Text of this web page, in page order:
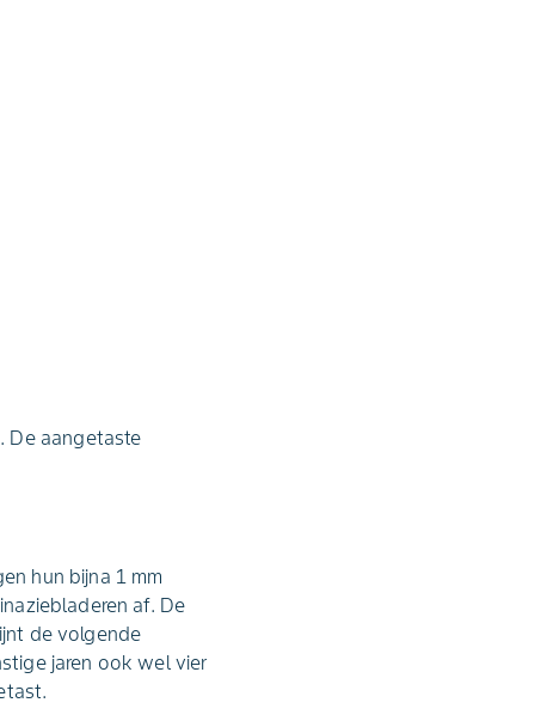
De aangetaste
hun bijna 1 mm
af. De
de volgende
jaren ook wel vier